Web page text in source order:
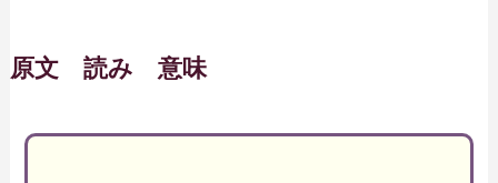
原文 読み 意味